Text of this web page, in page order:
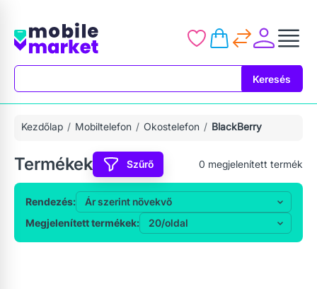
Keresés
Kezdőlap Mobiltelefon Okostelefon BlackBerry
Termékek Szűrő 0 megjelenített termék
Rendezés:
Megjelenített termékek: